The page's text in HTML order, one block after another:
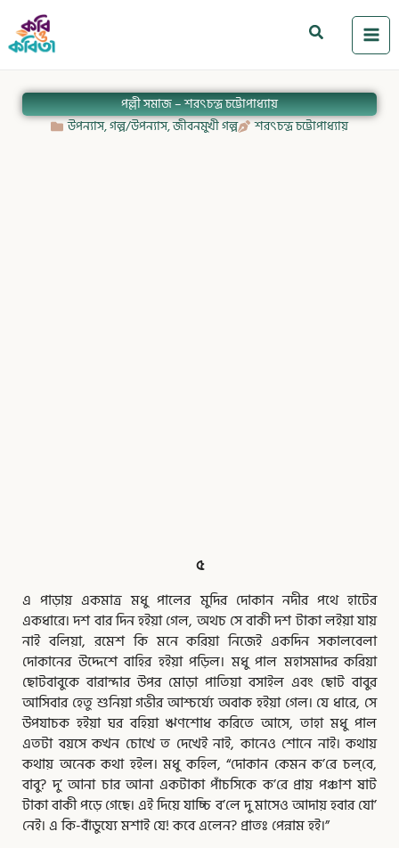
content
Search
পল্লী সমাজ – শরৎচন্দ্র চট্টোপাধ্যায়
উপন্যাস,গল্প/উপন্যাস,জীবনমুখী গল্প শরৎচন্দ্র চট্টোপাধ্যায়
৫
এ পাড়ায় একমাত্র মধু পালের মুদির দোকান নদীর পথে হাটের
একধারে। দশ বার দিন হইয়া গেল, অথচ সে বাকী দশ টাকা লইয়া যায়
নাই বলিয়া, রমেশ কি মনে করিয়া নিজেই একদিন সকালবেলা
দোকানের উদ্দেশে বাহির হইয়া পড়িল। মধু পাল মহাসমাদর করিয়া
ছোটবাবুকে বারান্দার উপর মোড়া পাতিয়া বসাইল এবং ছোট বাবুর
আসিবার হেতু শুনিয়া গভীর আশ্চর্য্যে অবাক হইয়া গেল। যে ধারে, সে
উপযাচক হইয়া ঘর বহিয়া ঋণশোধ করিতে আসে, তাহা মধু পাল
এতটা বয়সে কখন চোখে ত দেখেই নাই, কানেও শোনে নাই। কথায়
কথায় অনেক কথা হইল। মধু কহিল, “দোকান কেমন ক’রে চল্‌বে,
বাবু? দু’ আনা চার আনা একটাকা পাঁচসিকে ক’রে প্রায় পঞ্চাশ ষাট
টাকা বাকী পড়ে গেছে। এই দিয়ে যাচ্চি ব’লে দু মাসেও আদায় হবার যো’
নেই। এ কি-বাঁডুয্যে মশাই যে! কবে এলেন? প্রাতঃ পেন্নাম হই।”